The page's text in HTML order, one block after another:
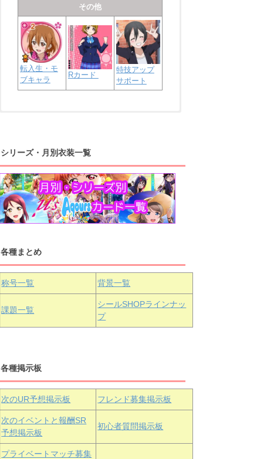
その他
転入生・モ
ブキャラ
Rカード
特技アップ
サポート
桜内梨子 高海千歌 渡辺曜
浦の星女学院1年生
津島善子 黒澤ルビィ 国木田花丸
浦の星女学院3年生
黒澤ダイヤ
上原歩夢 宮下愛 優木せつ菜
虹ヶ咲学園1年生
中須かすみ 天王寺璃奈 桜坂しずく
近江彼方
エマ・ヴェ
シリーズ・月別衣装一覧
各種まとめ
称号一覧 背景一覧
課題一覧
シールSHOPラインナッ
プ
各種掲示板
次のUR予想掲示板 フレンド募集掲示板
次のイベントと報酬SR
予想掲示板
初心者質問掲示板
プライベートマッチ募集